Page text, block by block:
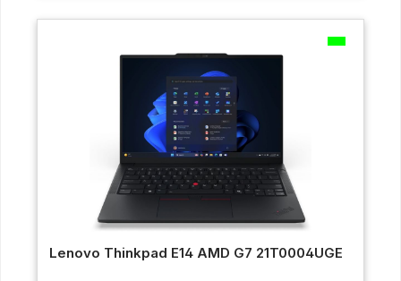
Lenovo Thinkpad E14 AMD G7 21T0004UGE